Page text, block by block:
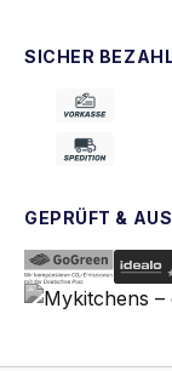
SICHER
GEPRÜFT &